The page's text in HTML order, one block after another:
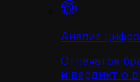
Анализ
Отпечаток
и вердикт о